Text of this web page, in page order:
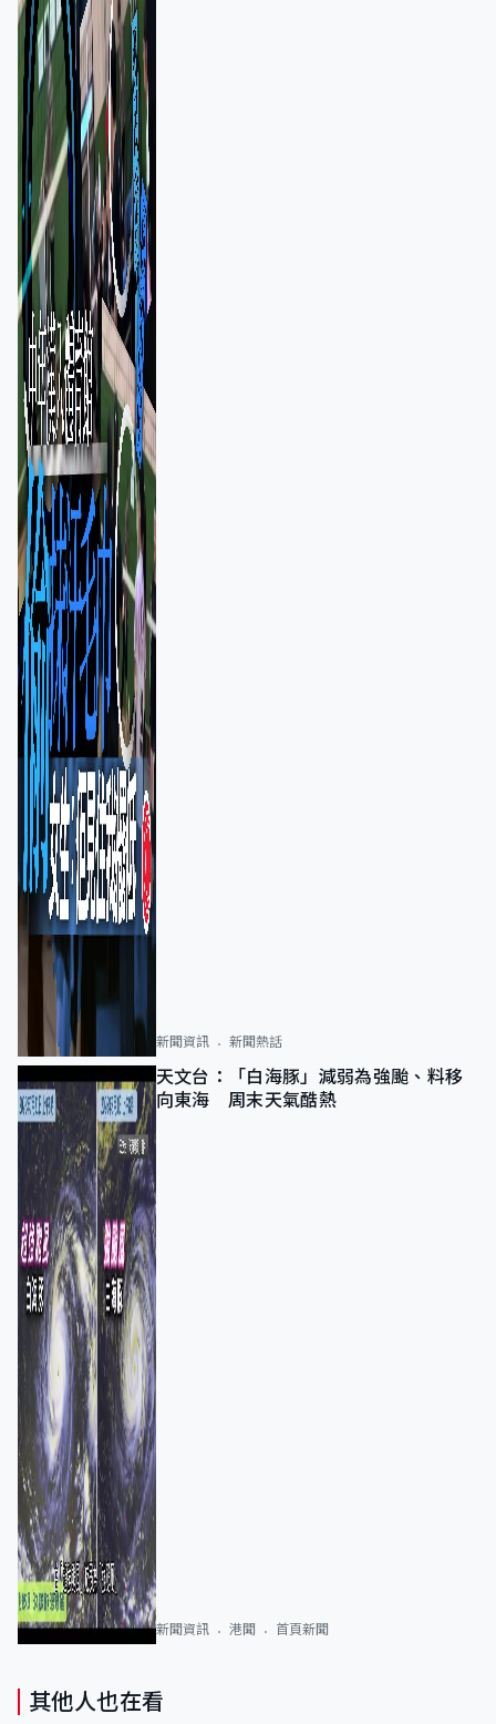
新聞資訊 新聞熱話
天文台：「白海豚」減弱為強颱、料移
向東海 周末天氣酷熱
新聞資訊 港聞 首頁新聞
其他人也在看